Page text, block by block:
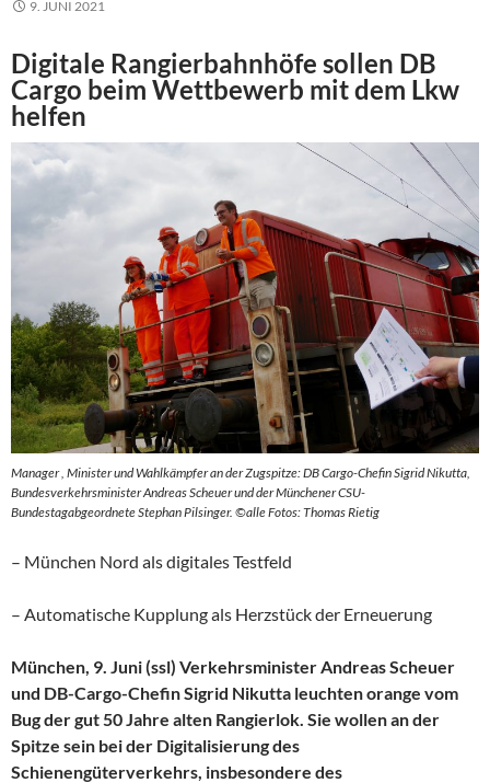
9. JUNI 2021
Digitale Rangierbahnhöfe sollen DB
Cargo beim Wettbewerb mit dem Lkw
helfen
Manager , Minister und Wahlkämpfer an der Zugspitze: DB Cargo-Chefin Sigrid Nikutta,
Bundesverkehrsminister Andreas Scheuer und der Münchener CSU-
Bundestagabgeordnete Stephan Pilsinger. ©alle Fotos: Thomas Rietig
– München Nord als digitales Testfeld
– Automatische Kupplung als Herzstück der Erneuerung
München, 9. Juni (ssl) Verkehrsminister Andreas Scheuer
und DB-Cargo-Chefin Sigrid Nikutta leuchten orange vom
Bug der gut 50 Jahre alten Rangierlok. Sie wollen an der
Spitze sein bei der Digitalisierung des
Schienengüterverkehrs, insbesondere des